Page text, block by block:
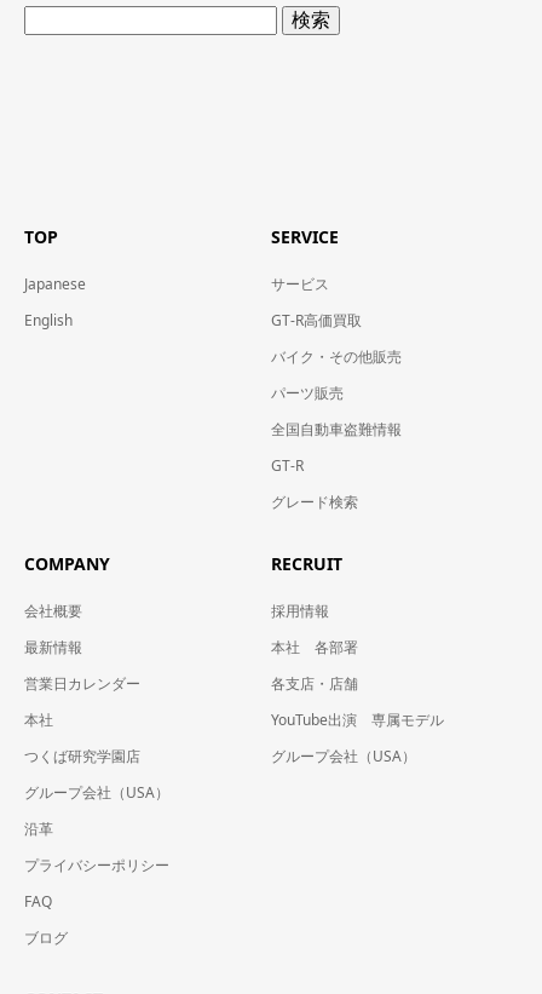
検
索:
TOP
Japanese
English
SERVICE
サービス
GT-R高価買取
バイク・その他販売
パーツ販売
全国自動車盗難情報
GT-R
グレード検索
COMPANY
会社概要
最新情報
営業日カレンダー
本社
つくば研究学園店
グループ会社（USA）
沿革
プライバシーポリシー
FAQ
ブログ
RECRUIT
採用情報
本社 各部署
各支店・店舗
YouTube出演 専属モデル
グループ会社（USA）